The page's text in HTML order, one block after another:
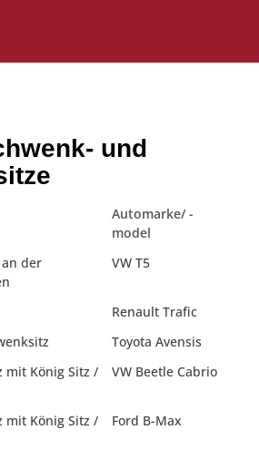
und
Automarke/ -
model
der
VW T5
Renault Trafic
Toyota Avensis
mit König Sitz /
VW Beetle Cabrio
mit König Sitz /
Ford B-Max